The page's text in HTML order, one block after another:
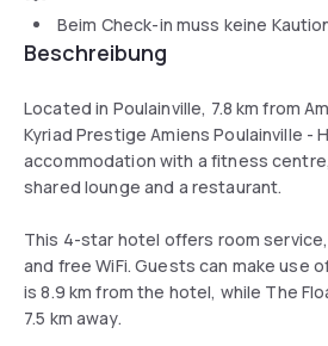
Beim Check-in muss keine
Beschreibung
Located in Poulainville, 7.8 km from
Kyriad Prestige Amiens Poulainville -
accommodation with a fitness
shared lounge and a restaurant.
This 4-star hotel offers room
and free WiFi. Guests can make use
is 8.9 km from the hotel, while The
7.5 km away.